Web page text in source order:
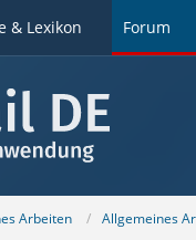
& Lexikon Forum
Arbeiten Allgemeines